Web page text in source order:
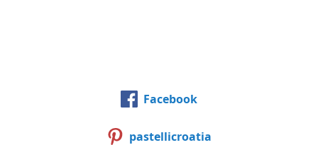
Facebook
pastellicroatia